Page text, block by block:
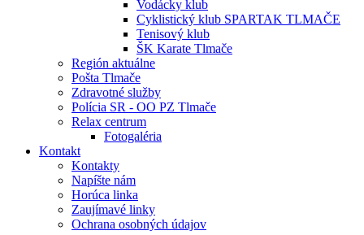
Vodácky klub
Cyklistický klub SPARTAK TLMAČE
Tenisový klub
ŠK Karate Tlmače
Región aktuálne
Pošta Tlmače
Zdravotné služby
Polícia SR - OO PZ Tlmače
Relax centrum
Fotogaléria
Kontakt
Kontakty
Napíšte nám
Horúca linka
Zaujímavé linky
Ochrana osobných údajov